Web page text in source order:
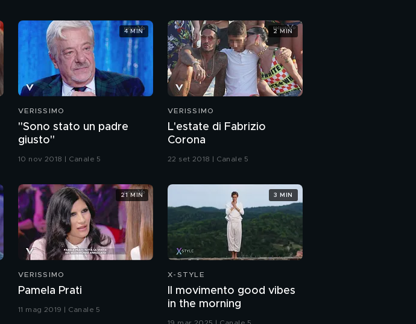
Benedetta Mazza
Walter Nudo
Walter Nudo e la sua
Celine
VERISSIMO
"Sono stato un padre
giusto"
10 nov 2018 | Canale 5
4 MIN
VERISSIMO
L'estate di Fabrizio
Corona
22 set 2018 | Canale 5
2 MIN
VERISSIMO
Pamela Prati
11 mag 2019 | Canale 5
21 MIN
X-STYLE
Il movimento good vibes
in the morning
3 MIN